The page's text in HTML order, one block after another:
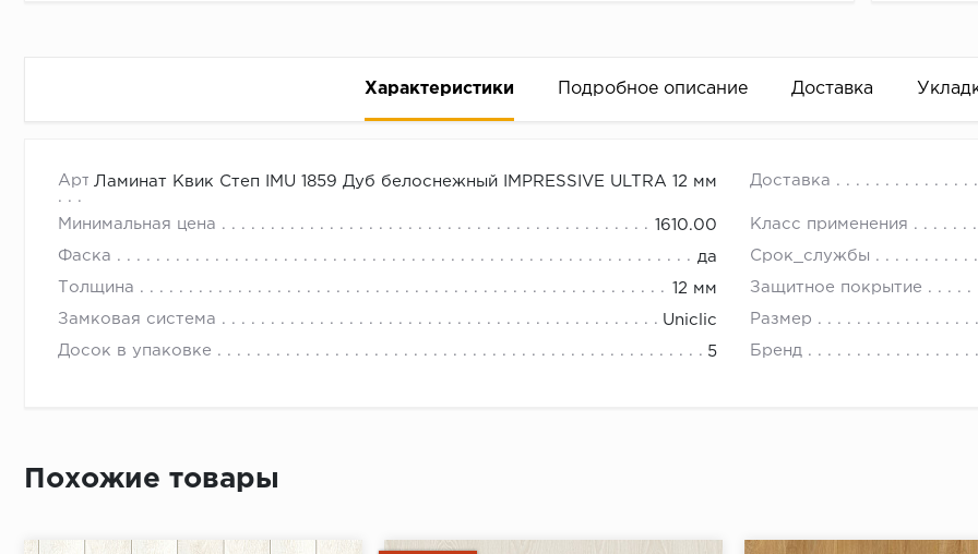
Характеристики Подробное описание Доставка
АртикулЛаминат Квик Степ IMU 1859 Дуб белоснежный IMPRESSIVE ULTRA 12 мм Доставка
Минимальная цена 1610.00 Класс применения
Фаска да Срок_службы
Толщина 12 мм Защитное покрытие
Замковая система Uniclic Размер
Досок в упаковке 5 Бренд
Похожие товары